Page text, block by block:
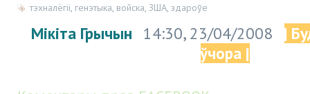
тэхналёгіі генэтыка войска ЗША здароўе
Мікіта Грычын 14:30, 23/04/2008
|
ўчора |